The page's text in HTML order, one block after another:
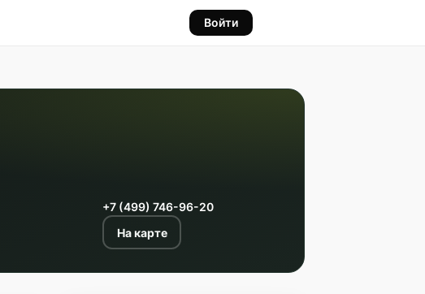
Войти
+7 (499) 746-96-20
На карте